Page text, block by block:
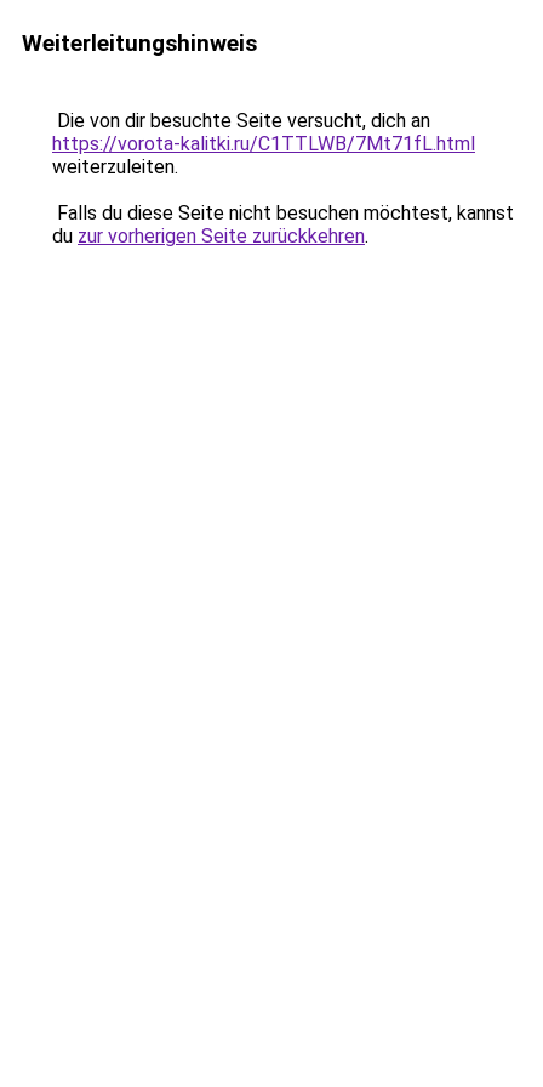
Weiterleitungshinweis
Die von dir besuchte Seite versucht, dich an
https://vorota-kalitki.ru/C1TTLWB/7Mt71fL.html
weiterzuleiten.
Falls du diese Seite nicht besuchen möchtest, kannst
du zur vorherigen Seite zurückkehren.